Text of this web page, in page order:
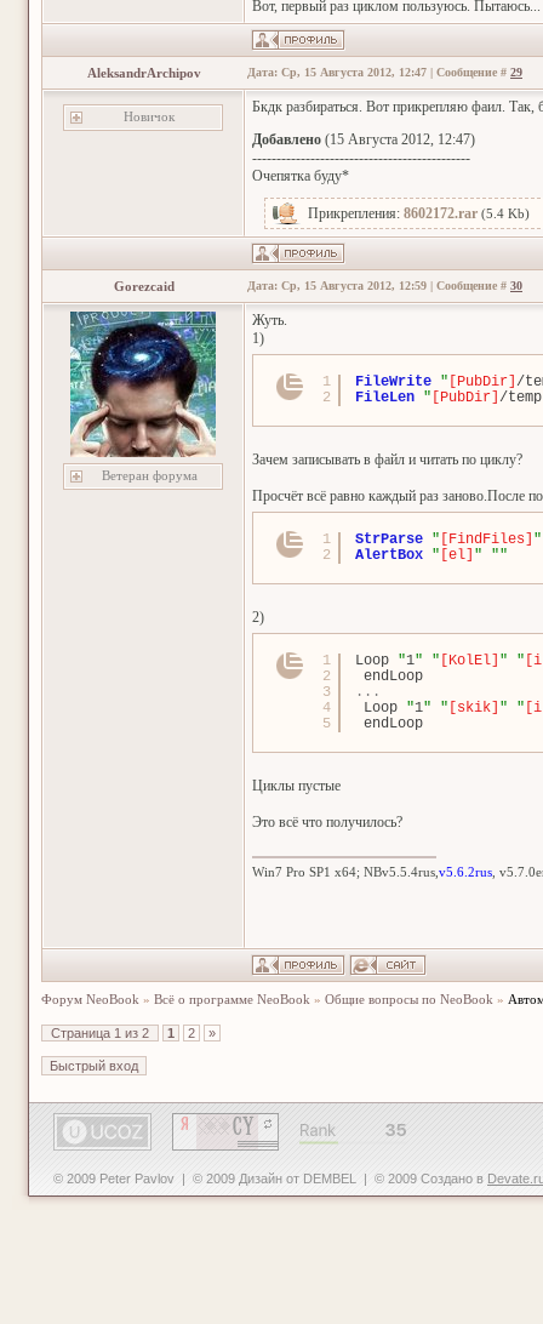
Вот, первый раз циклом пользуюсь. Пытаюсь...
AleksandrArchipov Дата: Ср, 15 Августа 2012, 12:47 | Сообщение # 29
Новичок
Бкдк разбираться. Вот прикрепляю фаил. Так,
Добавлено (15 Августа 2012, 12:47)
---------------------------------------------
Очепятка буду*
Прикрепления: 8602172.rar (5.4 Kb)
Gorezcaid Дата: Ср, 15 Августа 2012, 12:59 | Сообщение # 30
Ветеран форума
Жуть.
1)
1
2
FileWrite " [PubDir] /
FileLen " [PubDir] /
Зачем записывать в файл и читать по циклу?
Просчёт всё равно каждый раз заново.После
1
2
StrParse " [FindFiles] "
AlertBox " [el] " ""
2)
1
2
3
4
5
Loop "1" " [KolEl] " "
endLoop
...
Loop "1" " [skik] " "
endLoop
Циклы пустые
Это всё что получилось?
Win7 Pro SP1 x64; NBv5.5.4rus, v5.6.2rus ,
Форум NeoBook » Всё о программе NeoBook » Общие вопросы по NeoBook »
Страница 1 из 2 1 2 »
© 2009 Peter Pavlov | © 2009 Дизайн от DEMBEL | © 2009 Создано в